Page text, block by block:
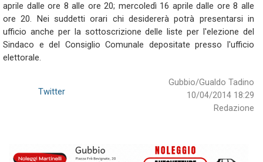
aprile dalle ore 8 alle ore 20; mercoledì 16 aprile dalle ore 8 alle
ore 20. Nei suddetti orari chi desidererà potrà presentarsi in
ufficio anche per la sottoscrizione delle liste per l'elezione del
Sindaco e del Consiglio Comunale depositate presso l'ufficio
elettorale.
Gubbio/Gualdo Tadino
10/04/2014 18:29
Redazione
Twitter